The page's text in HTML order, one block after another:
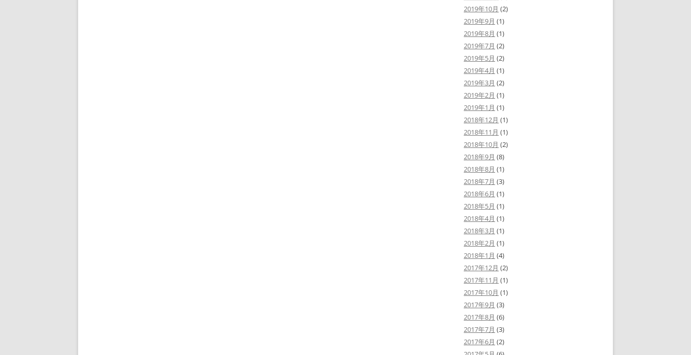
2019年10月 (2)
2019年9月 (1)
2019年8月 (1)
2019年7月 (2)
2019年5月 (2)
2019年4月 (1)
2019年3月 (2)
2019年2月 (1)
2019年1月 (1)
2018年12月 (1)
2018年11月 (1)
2018年10月 (2)
2018年9月 (8)
2018年8月 (1)
2018年7月 (3)
2018年6月 (1)
2018年5月 (1)
2018年4月 (1)
2018年3月 (1)
2018年2月 (1)
2018年1月 (4)
2017年12月 (2)
2017年11月 (1)
2017年10月 (1)
2017年9月 (3)
2017年8月 (6)
2017年7月 (3)
2017年6月 (2)